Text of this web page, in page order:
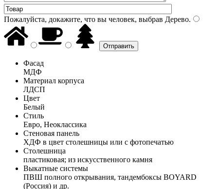
Пожалуйста, докажите, что вы человек, выбрав Дерево.
Фасад
МДФ
Материал корпуса
ЛДСП
Цвет
Белый
Стиль
Евро, Неоклассика
Стеновая панель
ХДФ в цвет столешницы или с фотопечатью
Столешница
пластиковая; из искусственного камня
Выкатные системы
ПВШ полного открывания, тандембоксы BOYARD
(Россия) и др.